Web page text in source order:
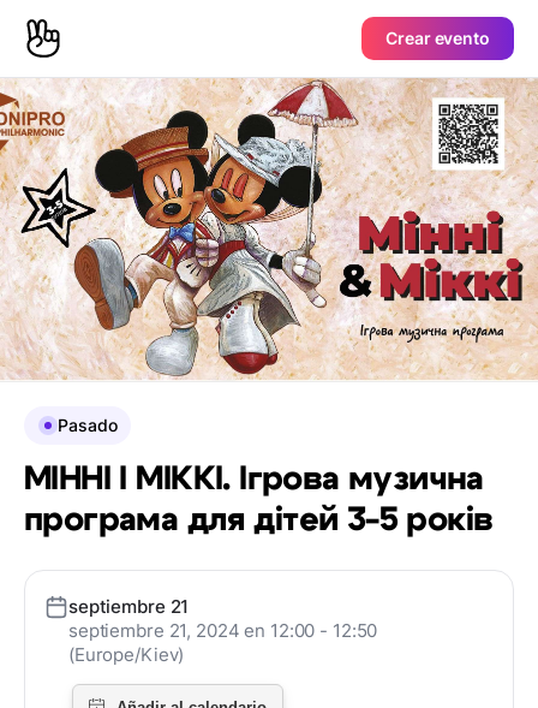
Crear evento
Pasado
МІННІ І МІККІ. Ігрова музична
програма для дітей 3-5 років
septiembre 21
septiembre 21, 2024 en 12:00 - 12:50
(Europe/Kiev)